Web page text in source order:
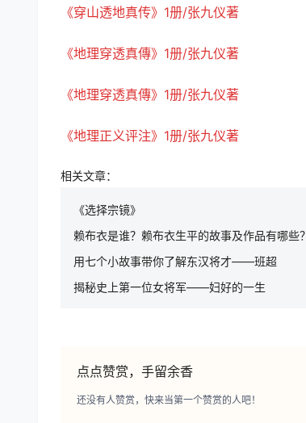
《穿山透地真传》1册/张九仪著
《地理穿透真傳》1册/张九仪著
《地理穿透真傳》1册/张九仪著
《地理正义评注》1册/张九仪著
相关文章：
《选择宗镜》
赖布衣是谁？赖布衣生平的故事及作品有哪些？
用七个小故事带你了解东汉将才——班超
揭秘史上第一位女将军——妇好的一生
点点赞赏，手留余香
还没有人赞赏，快来当第一个赞赏的人吧！